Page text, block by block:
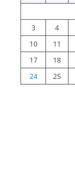
3
4
10
11
17
18
24
25